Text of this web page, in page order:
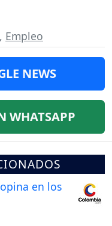
, Empleo
NEWS
WHATSAPP